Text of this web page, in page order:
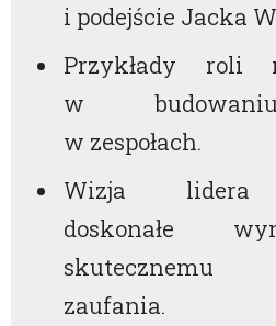
i podejście Jacka
Przykłady
w
w zespołach.
Wizja lidera
doskonałe
zaufania.